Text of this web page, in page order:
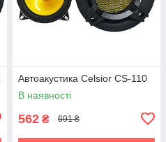
Автоакустика Celsior CS-110
В наявності
562 ₴ 691 ₴